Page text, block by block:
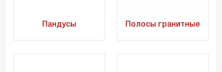
Пандусы Полосы гранитные